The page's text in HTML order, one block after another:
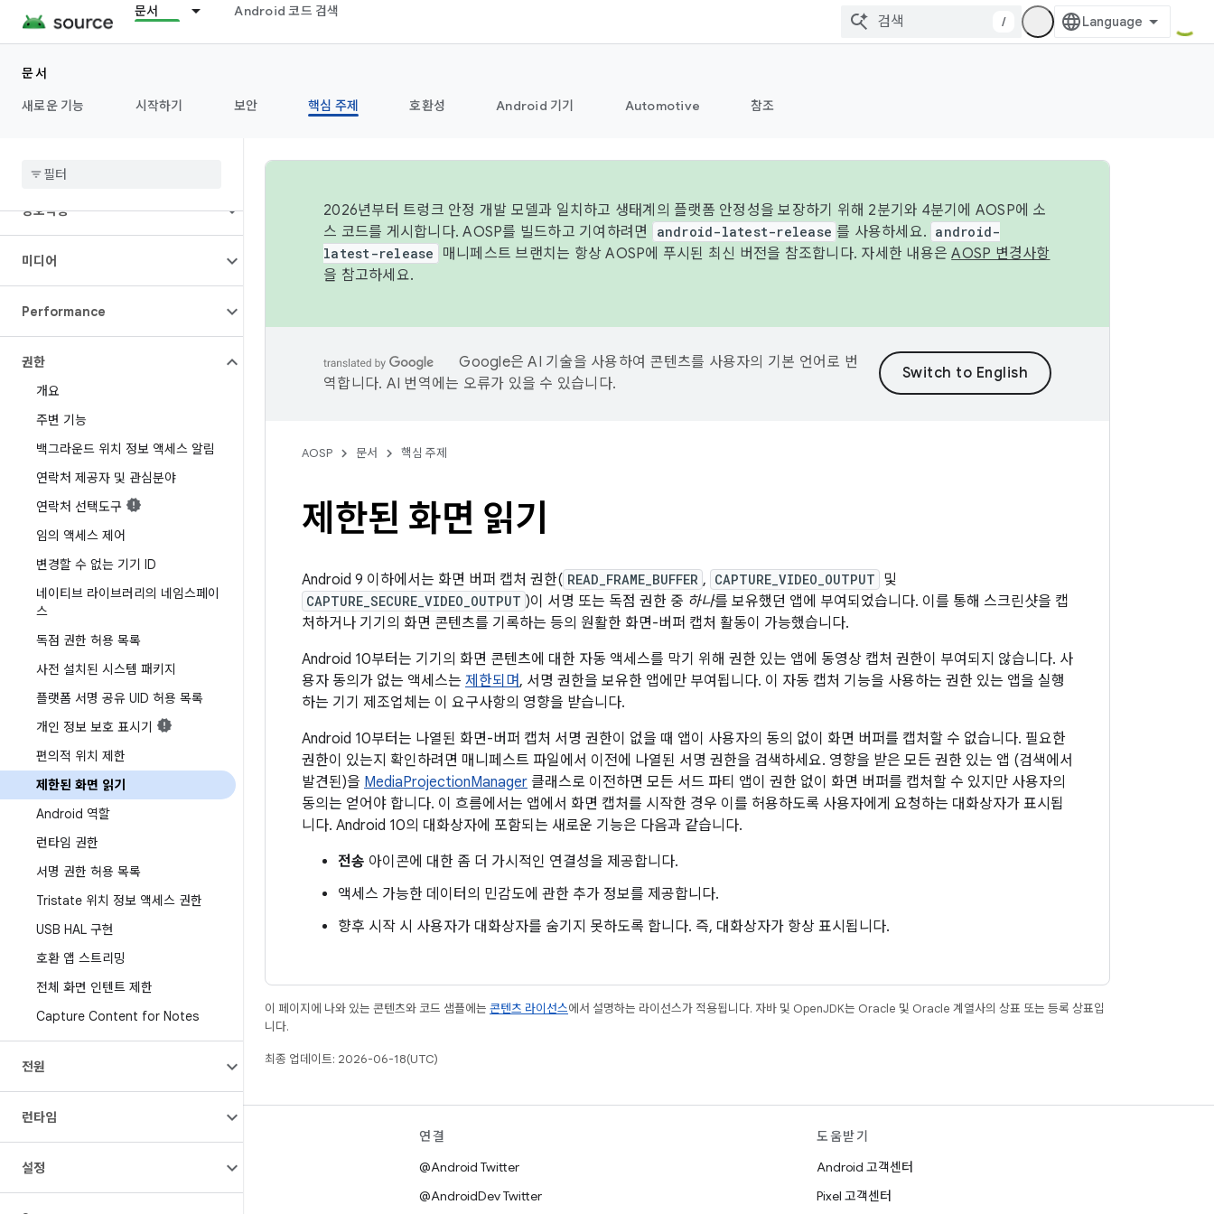
문서 Android 코드 검색
/
문서
새로운 기능
시작하기 보안 핵심 주제 호환성 Android 기기 Automotive 참조
글꼴
상호작용
미디어
Performance
권한
개요
주변 기능
백그라운드 위치 정보 액세스 알림
연락처 제공자 및 관심분야
연락처 선택도구
임의 액세스 제어
변경할 수 없는 기기 ID
네이티브 라이브러리의 네임스페이
스
독점 권한 허용 목록
사전 설치된 시스템 패키지
플랫폼 서명 공유 UID 허용 목록
개인 정보 보호 표시기
편의적 위치 제한
제한된 화면 읽기
Android 역할
런타임 권한
서명 권한 허용 목록
Tristate 위치 정보 액세스 권한
USB HAL 구현
호환 앱 스트리밍
전체 화면 인텐트 제한
Capture Content for Notes
전원
런타임
설정
2026년부터 트렁크 안정 개발 모델과 일치하고 생태계의 플랫폼 안정성을 보장하기 위해 2분기와 4분기에 AOSP에 소
스 코드를 게시합니다. AOSP를 빌드하고 기여하려면
android-latest-release 를 사용하세요. android-
latest-release
매니페스트 브랜치는 항상 AOSP에 푸시된 최신 버전을 참조합니다. 자세한 내용은AOSP 변경사항
을 참고하세요.
Google은 AI 기술을 사용하여 콘텐츠를 사용자의 기본 언어로 번
역합니다. AI 번역에는 오류가 있을 수 있습니다.
AOSP 문서 핵심 주제
제한된 화면 읽기
Android 9 이하에서는 화면 버퍼 캡처 권한( READ_FRAME_BUFFER , CAPTURE_VIDEO_OUTPUT 및
CAPTURE_SECURE_VIDEO_OUTPUT )이 서명 또는 독점 권한 중 하나를 보유했던 앱에 부여되었습니다. 이를 통해 스크린샷을 캡
처하거나 기기의 화면 콘텐츠를 기록하는 등의 원활한 화면-버퍼 캡처 활동이 가능했습니다.
Android 10부터는 기기의 화면 콘텐츠에 대한 자동 액세스를 막기 위해 권한 있는 앱에 동영상 캡처 권한이 부여되지 않습니다. 사
용자 동의가 없는 액세스는 제한되며, 서명 권한을 보유한 앱에만 부여됩니다. 이 자동 캡처 기능을 사용하는 권한 있는 앱을 실행
하는 기기 제조업체는 이 요구사항의 영향을 받습니다.
Android 10부터는 나열된 화면-버퍼 캡처 서명 권한이 없을 때 앱이 사용자의 동의 없이 화면 버퍼를 캡처할 수 없습니다. 필요한
권한이 있는지 확인하려면 매니페스트 파일에서 이전에 나열된 서명 권한을 검색하세요. 영향을 받은 모든 권한 있는 앱 (검색에서
발견된)을 MediaProjectionManager 클래스로 이전하면 모든 서드 파티 앱이 권한 없이 화면 버퍼를 캡처할 수 있지만 사용자의
동의는 얻어야 합니다. 이 흐름에서는 앱에서 화면 캡처를 시작한 경우 이를 허용하도록 사용자에게 요청하는 대화상자가 표시됩
니다. Android 10의 대화상자에 포함되는 새로운 기능은 다음과 같습니다.
전송 아이콘에 대한 좀 더 가시적인 연결성을 제공합니다.
액세스 가능한 데이터의 민감도에 관한 추가 정보를 제공합니다.
향후 시작 시 사용자가 대화상자를 숨기지 못하도록 합니다. 즉, 대화상자가 항상 표시됩니다.
이 페이지에 나와 있는 콘텐츠와 코드 샘플에는 콘텐츠 라이선스에서 설명하는 라이선스가 적용됩니다. 자바 및 OpenJDK는 Oracle 및 Oracle 계열사의 상표 또는 등록 상표입
니다.
최종 업데이트: 2026-06-18(UTC)
Android 저장소
요구사항
연결
@Android Twitter
@AndroidDev Twitter
도움받기
Android 고객센터
Pixel 고객센터